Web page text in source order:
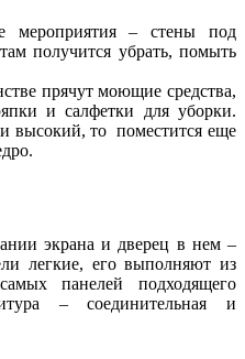
мероприятия – стены под
получится убрать, помыть
прячут моющие средства,
и салфетки для уборки.
высокий, то поместится еще
экрана и дверец в нем –
легкие, его выполняют из
панелей подходящего
– соединительная и